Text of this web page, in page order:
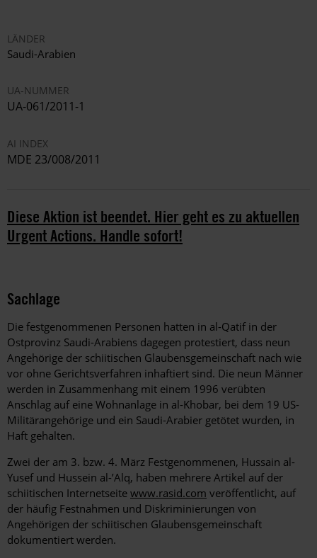
LÄNDER
Saudi-Arabien
UA-NUMMER
UA-061/2011-1
AI INDEX
MDE 23/008/2011
Diese Aktion ist beendet. Hier geht es zu aktuellen
Urgent Actions. Handle sofort!
Sachlage
Die festgenommenen Personen hatten in al-Qatif in der
Ostprovinz Saudi-Arabiens dagegen protestiert, dass neun
Angehörige der schiitischen Glaubensgemeinschaft nach wie
vor ohne Gerichtsverfahren inhaftiert sind. Die neun Männer
werden in Zusammenhang mit einem 1996 verübten
Anschlag auf eine Wohnanlage in al-Khobar, bei dem 19 US-
Militärangehörige und ein Saudi-Arabier getötet wurden, in
Haft gehalten.
Zwei der am 3. bzw. 4. März Festgenommenen, Hussain al-
Yusef und Hussein al-’Alq, haben mehrere Artikel auf der
schiitischen Internetseite www.rasid.com veröffentlicht, auf
der häufig Festnahmen und Diskriminierungen von
Angehörigen der schiitischen Glaubensgemeinschaft
dokumentiert werden.